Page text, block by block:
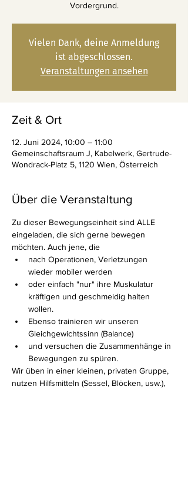
Vordergrund.
Vielen Dank, deine Anmeldung
ist abgeschlossen.
Veranstaltungen ansehen
Zeit & Ort
12. Juni 2024, 10:00 – 11:00
Gemeinschaftsraum J, Kabelwerk, Gertrude-
Wondrack-Platz 5, 1120 Wien, Österreich
Über die Veranstaltung
Zu dieser Bewegungseinheit sind ALLE
eingeladen, die sich gerne bewegen
möchten. Auch jene, die
nach Operationen, Verletzungen
wieder mobiler werden
oder einfach "nur" ihre Muskulatur
kräftigen und geschmeidig halten
wollen.
Ebenso trainieren wir unseren
Gleichgewichtssinn (Balance)
und versuchen die Zusammenhänge in
Bewegungen zu spüren.
Wir üben in einer kleinen, privaten Gruppe,
nutzen Hilfsmitteln (Sessel, Blöcken, usw.),